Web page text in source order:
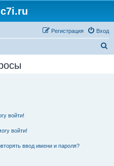
Вход
Регистрация
войти!
войти!
ввод имени и пароля?